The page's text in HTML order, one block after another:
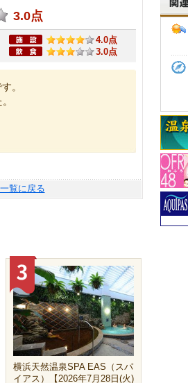
3.0点
4.0点
3.0点
。
覧に戻る
横浜天然温泉SPA EAS（スパ
イアス）【2026年7月28日(火)